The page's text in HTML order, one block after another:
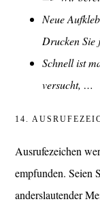
Neue
Drucken Sie
Schnell ist
versucht, …
14.
Ausrufezeichen
empfunden. Seien
anderslautender